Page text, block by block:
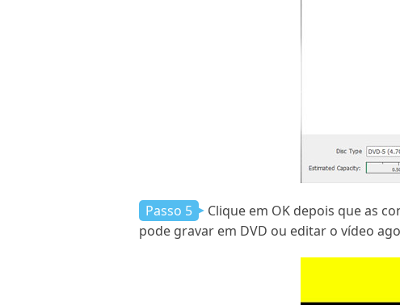
Passo 5
Clique em OK depois que as
pode gravar em DVD ou editar o vídeo